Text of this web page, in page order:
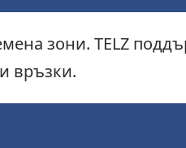
зони. TELZ
връзки.